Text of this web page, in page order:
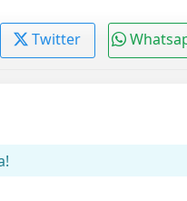
Twitter